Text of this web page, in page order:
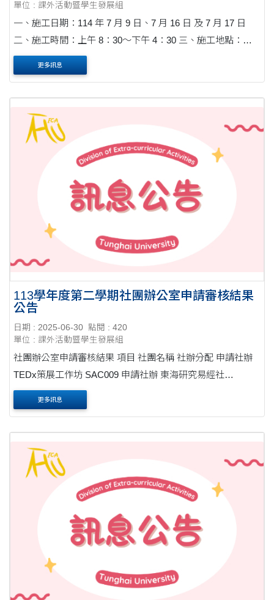
單位 : 課外活動暨學生發展組
一、施工日期：114 年 7 月 9 日、7 月 16 日 及 7 月 17 日
二、施工時間：上午 8：30～下午 4：30 三、施工地點：銘
賢堂、中正紀念堂前廳、學生活動中心(B1~1F)公共區域、學
生活動中心(室內木地板區)....
更多訊息
113學年度第二學期社團辦公室申請審核結果
公告
日期 : 2025-06-30 點閱 : 420
單位 : 課外活動暨學生發展組
社團辦公室申請審核結果 項目 社團名稱 社辦分配 申請社辦
TEDx策展工作坊 SAC009 申請社辦 東海研究易經社
SAC00....
更多訊息